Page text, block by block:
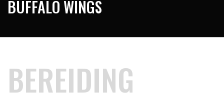
BUFFALO WINGS
BEREIDING